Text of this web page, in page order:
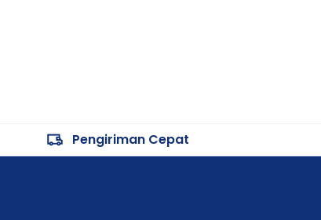
Pengiriman Cepat